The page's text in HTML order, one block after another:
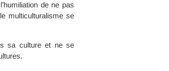
de ne pas
multiculturalisme se
sa culture et ne se